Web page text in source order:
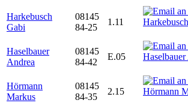
Harkebusch
Gabi
08145
84-25
1.11
Haselbauer
Andrea
08145
84-42
E.05
Hörmann
Markus
08145
84-35
2.15